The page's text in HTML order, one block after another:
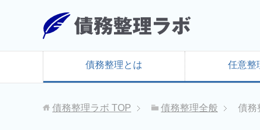
債務整理とは 任意整
債務整理ラボ TOP 債務整理全般 債務